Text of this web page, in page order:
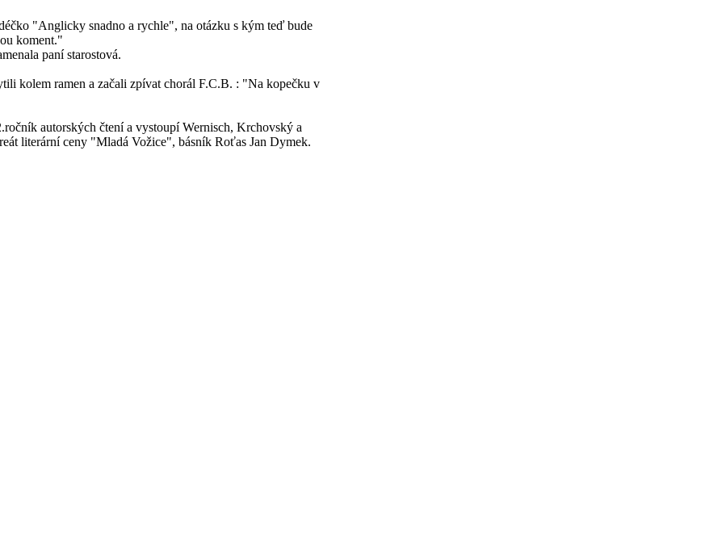
"Anglicky snadno a rychle", na otázku s kým teď bude
koment."
paní starostová.
kolem ramen a začali zpívat chorál F.C.B. : "Na kopečku v
autorských čtení a vystoupí Wernisch, Krchovský a
literární ceny "Mladá Vožice", básník Roťas Jan Dymek.